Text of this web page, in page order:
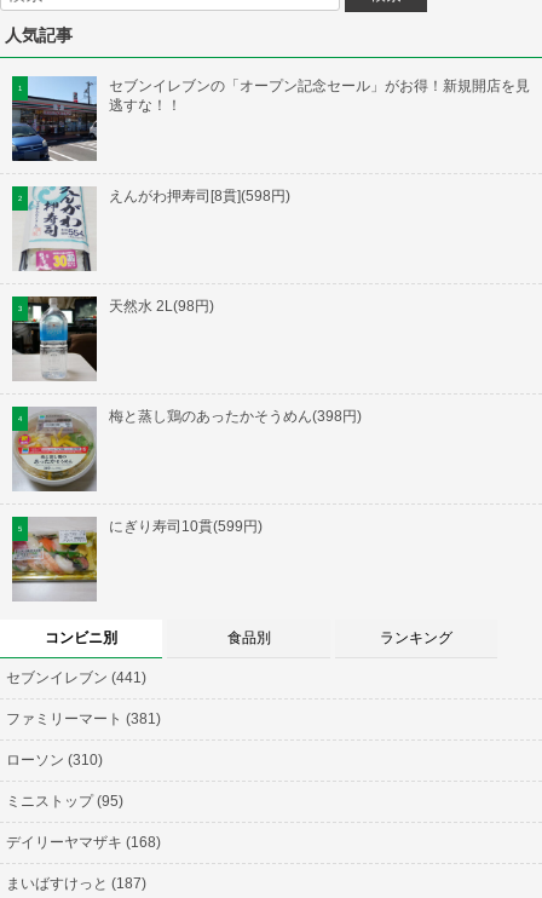
人気記事
セブンイレブンの「オープン記念セール」がお得！新規開店を見
逃すな！！
えんがわ押寿司[8貫](598円)
天然水 2L(98円)
梅と蒸し鶏のあったかそうめん(398円)
にぎり寿司10貫(599円)
コンビニ別 食品別 ランキング
セブンイレブン (441)
ファミリーマート (381)
ローソン (310)
ミニストップ (95)
デイリーヤマザキ (168)
まいばすけっと (187)